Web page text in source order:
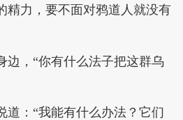
精力，要不面对鸦道人就没有
边，“你有什么法子把这群乌
道：“我能有什么办法？它们